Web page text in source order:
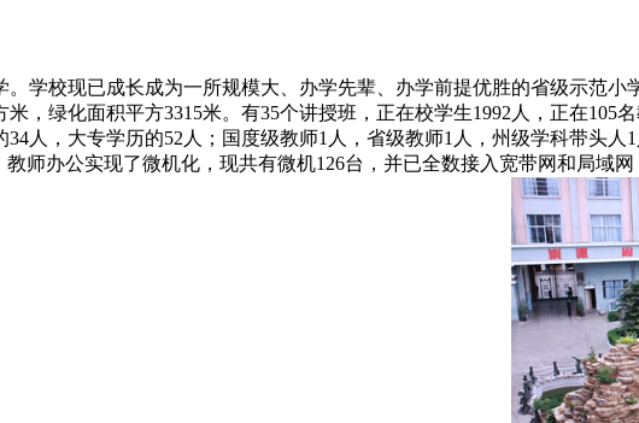
学校现已成长成为一所规模大、办学先辈、办学前提优胜的省级示范小
，绿化面积平方3315米。有35个讲授班，正在校学生1992人，正在
人，大专学历的52人；国度级教师1人，省级教师1人，州级学科带头
师办公实现了微机化，现共有微机126台，并已全数接入宽带网和局域